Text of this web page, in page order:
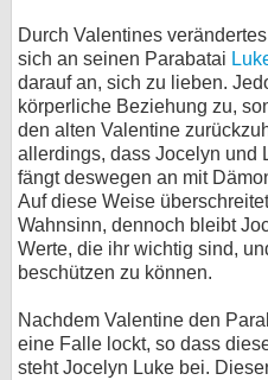
Durch Valentines
sich an seinen Parabatai
darauf an, sich zu lieben.
körperliche Beziehung zu,
den alten Valentine
allerdings, dass Jocelyn und
fängt deswegen an mit
Auf diese Weise
Wahnsinn, dennoch bleibt
Werte, die ihr wichtig sind,
beschützen zu können.
Nachdem Valentine den
eine Falle lockt, so dass
steht Jocelyn Luke bei.